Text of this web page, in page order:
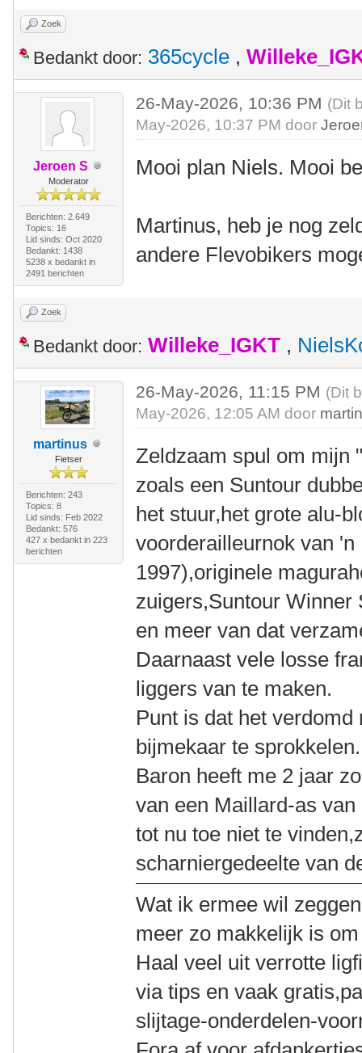
Zoek
Bedankt door: 365cycle ,
Jeroen S
Moderator
Berichten: 2.649
Topics: 16
Lid sinds: Oct 2020
Bedankt: 1438
5238 x bedankt in
2491 berichten
26-May-2026, 10:36 PM (Dit
May-2026, 10:37 PM door
Mooi plan Niels. Mooi
Martinus, heb je nog
andere Flevobikers
Zoek
Bedankt door: Willeke_IGKT ,
martinus
Fietser
Berichten: 243
Topics: 8
Lid sinds: Feb 2022
Bedankt: 576
427 x bedankt in 223
berichten
26-May-2026, 11:15 PM (Dit
May-2026, 12:05 AM door
Zeldzaam spul om mijn
zoals een Suntour
het stuur,het grote alu-
voorderailleurnok van
1997),originele
zuigers,Suntour Winner
en meer van dat
Daarnaast vele losse
liggers van te maken.
Punt is dat het
bijmekaar te
Baron heeft me 2 jaar
van een Maillard-as
tot nu toe niet te
scharniergedeelte van
Wat ik ermee wil
meer zo makkelijk is
Haal veel uit verrotte
via tips en vaak
slijtage-onderdelen-